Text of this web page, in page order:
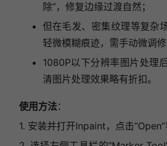
除”，修复边缘过渡自然；
但在毛发、密集纹理等复杂
轻微模糊痕迹，需手动微调修
1080P以下分辨率图片处理
清图片处理效果略有折扣。
使用方法：
1. 安装并打开Inpaint，点击“Open”